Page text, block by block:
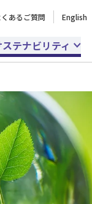
くあるご質問 English
ステナビリティ